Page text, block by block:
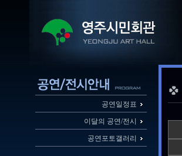
공연일정표
이달의 공연/전시
공연포토갤러리